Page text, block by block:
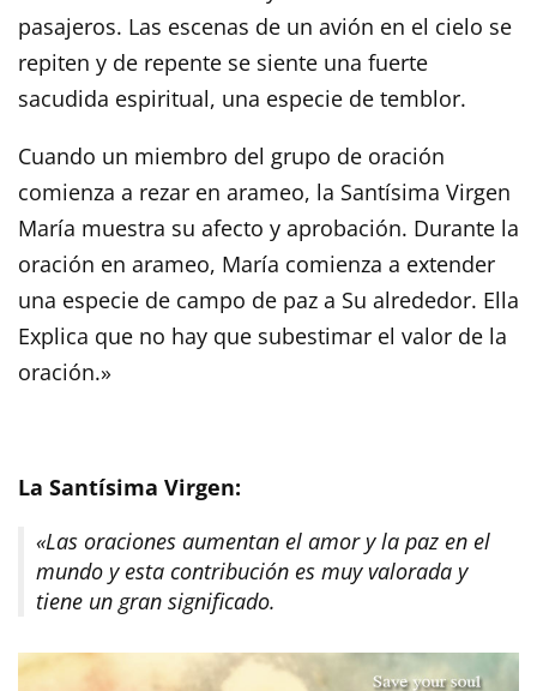
pasajeros. Las escenas de un avión en el cielo se
repiten y de repente se siente una fuerte
sacudida espiritual, una especie de temblor.
Cuando un miembro del grupo de oración
comienza a rezar en arameo, la Santísima Virgen
María muestra su afecto y aprobación. Durante la
oración en arameo, María comienza a extender
una especie de campo de paz a Su alrededor. Ella
Explica que no hay que subestimar el valor de la
oración.»
La Santísima Virgen:
«Las oraciones aumentan el amor y la paz en el
mundo y esta contribución es muy valorada y
tiene un gran significado.